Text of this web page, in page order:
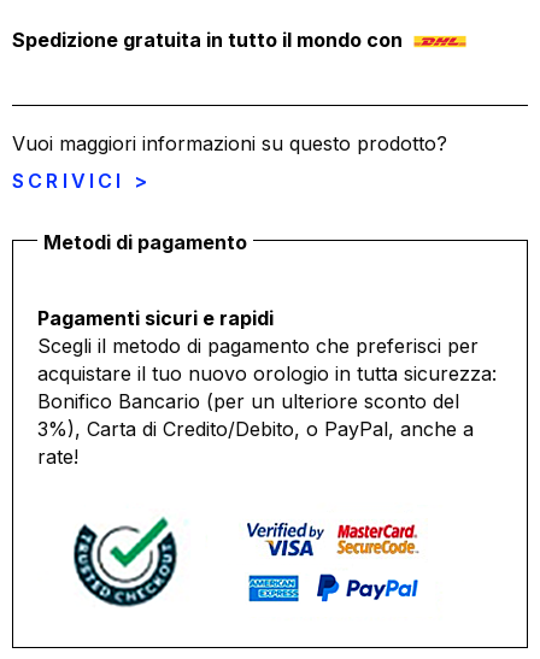
Metodi di pagamento
Pagamenti sicuri e rapidi
Scegli il metodo di pagamento che preferisci per
acquistare il tuo nuovo orologio in tutta sicurezza:
Bonifico Bancario (per un ulteriore sconto del
3%), Carta di Credito/Debito, o PayPal, anche a
rate!
Spedizione gratuita in tutto il mondo con
Vuoi maggiori informazioni su questo prodotto?
SCRIVICI >